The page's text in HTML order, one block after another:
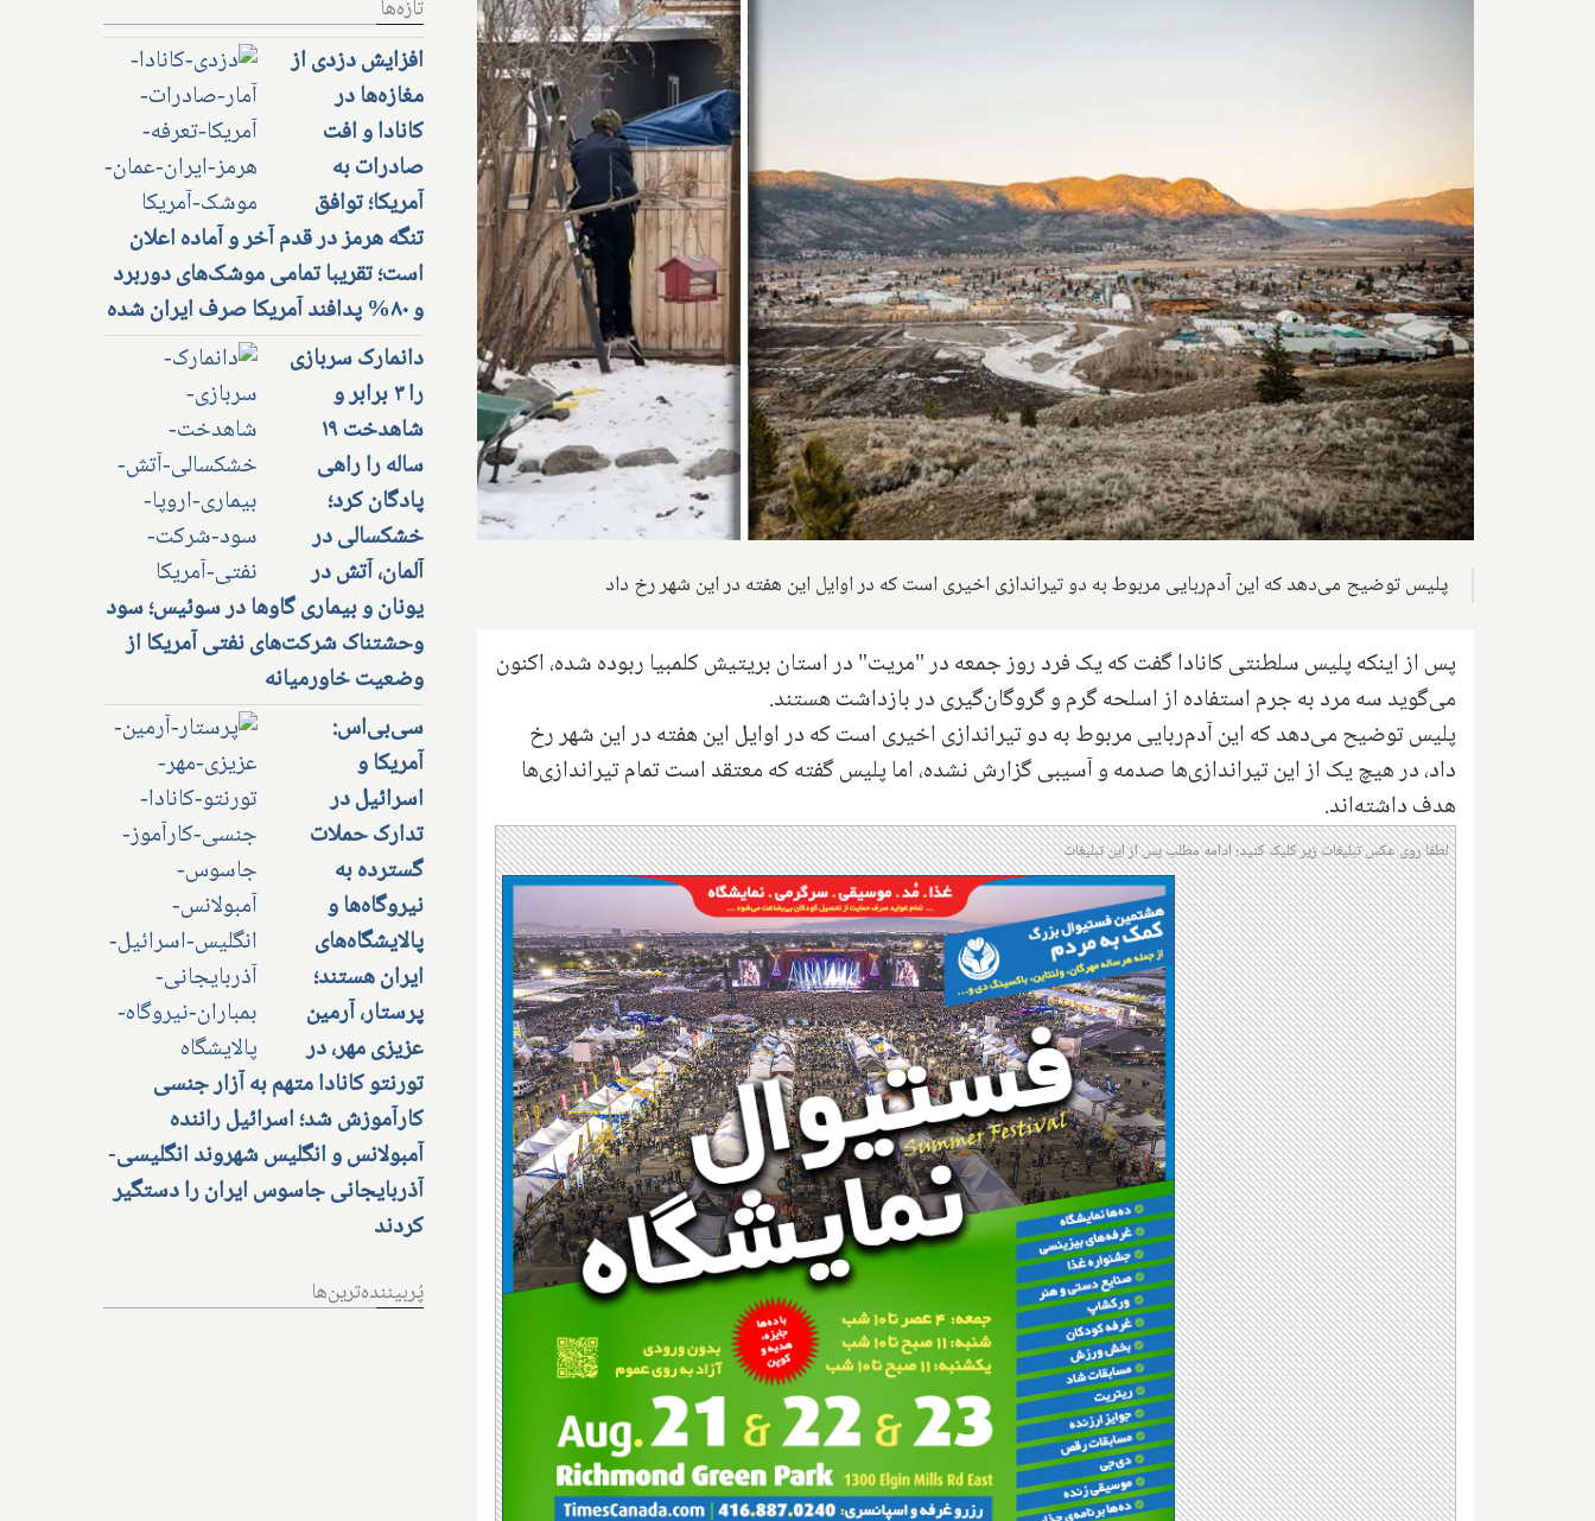
پلیس توضیح می‌دهد که این آدم‌ربایی مربوط به دو تیراندازی اخیری است که در اوایل این هفته در این شهر رخ داد
پس از اینکه پلیس سلطنتی کانادا گفت که یک فرد روز جمعه در "مریت" در استان بریتیش کلمبیا ربوده شده، اکنون
می‌گوید سه مرد به جرم استفاده از اسلحه گرم و گروگان‌گیری در بازداشت هستند.
پلیس توضیح می‌دهد که این آدم‌ربایی مربوط به دو تیراندازی اخیری است که در اوایل این هفته در این شهر رخ
داد، در هیچ یک از این تیراندازی‌ها صدمه و آسیبی گزارش نشده، اما پلیس گفته‌ که معتقد است تمام تیراندازی‌ها
هدف داشته‌اند.
لطفا روی عکس تبلیغات زیر کلیک کنید؛ ادامه مطلب پس از این تبلیغات
تازه‌ها
افزایش دزدی از
مغازه‌ها در
کانادا و افت
صادرات به
آمریکا؛ توافق
تنگه هرمز در قدم آخر و آماده اعلان
است؛ تقریبا تمامی موشک‌های دوربرد
و ۸۰% پدافند آمریکا صرف ایران شده
دانمارک سربازی
را ۳ برابر و
شاهدخت ۱۹
ساله را راهی
پادگان کرد؛
خشکسالی در
آلمان، آتش در
یونان و بیماری گاوها در سوئیس؛ سود
وحشتناک شرکت‌های نفتی آمریکا از
وضعیت خاورمیانه
سی‌بی‌اس:
آمریکا و
اسرائیل در
تدارک حملات
گسترده به
نیروگاه‌ها و
پالایشگاه‌های
ایران هستند؛
پرستار، آرمین
عزیزی مهر، در
تورنتو کانادا متهم به آزار جنسی
کارآموزش شد؛ اسرائیل راننده
آمبولانس و انگلیس شهروند انگلیسی-
آذربایجانی جاسوس ایران را دستگیر
کردند
پُربیننده‌ترین‌ها